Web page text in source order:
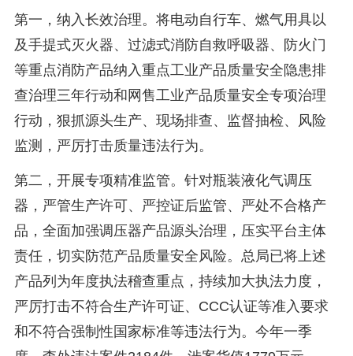
第一，纳入长效治理。将电动自行车、燃气用具以
及手提式灭火器、过滤式消防自救呼吸器、防火门
等重点消防产品纳入重点工业产品质量安全隐患排
查治理三年行动和网售工业产品质量安全专项治理
行动，狠抓源头生产、现场排查、监督抽检、风险
监测，严厉打击质量违法行为。
第二，开展专项精准监管。针对瓶装液化气调压
器，严管生产许可、严控证后监管、严处不合格产
品，全面加强调压器产品源头治理，压实平台主体
责任，切实防范产品质量安全风险。总局已将上述
产品列为年度执法稽查重点，持续加大执法力度，
严厉打击不符合生产许可证、CCC认证等准入要求
和不符合强制性国家标准等违法行为。今年一季